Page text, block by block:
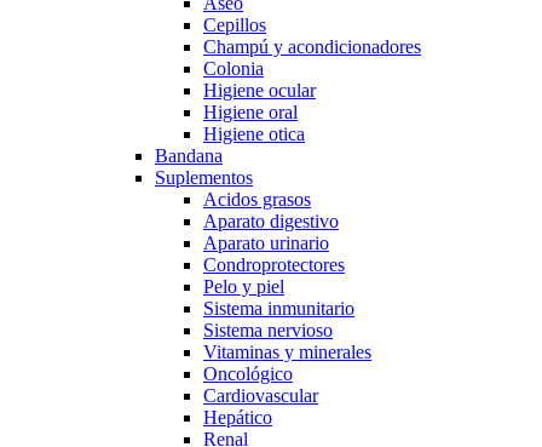
Cepillos
Champú y acondicionadores
Colonia
Higiene ocular
Higiene oral
Higiene otica
Bandana
Suplementos
Acidos grasos
Aparato digestivo
Aparato urinario
Condroprotectores
Pelo y piel
Sistema inmunitario
Sistema nervioso
Vitaminas y minerales
Oncológico
Cardiovascular
Hepático
Renal